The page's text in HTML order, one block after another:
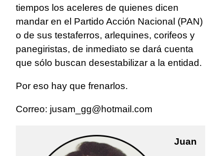
tiempos los aceleres de quienes dicen
mandar en el Partido Acción Nacional (PAN)
o de sus testaferros, arlequines, corifeos y
panegiristas, de inmediato se dará cuenta
que sólo buscan desestabilizar a la entidad.
Por eso hay que frenarlos.
Correo: jusam_gg@hotmail.com
Juan